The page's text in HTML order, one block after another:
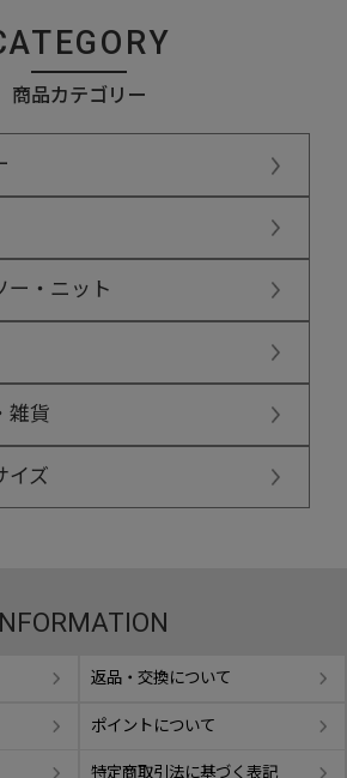
商品カテゴリー
ー・ニット
雑貨
イズ
返品・交換について
ポイントについて
特定商取引法に基づく表記